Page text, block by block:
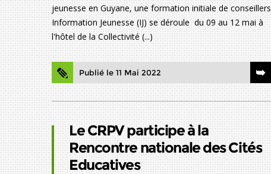
jeunesse en Guyane, une formation initiale de conseillers
Information Jeunesse (IJ) se déroule du 09 au 12 mai à
l'hôtel de la Collectivité (...)
Publié le 11 Mai 2022
Le CRPV participe à la
Rencontre nationale des Cités
Educatives